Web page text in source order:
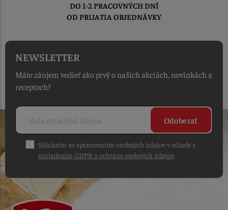
DO 1-2 PRACOVNÝCH DNÍ
OD PRIJATIA OBJEDNÁVKY
NEWSLETTER
Máte záujem vedieť ako prvý o našich akciách, novinkách a
receptoch?
Odoberať
Súhlasím so spracovaním osobných údajov v súlade s
nariadením GDPR o ochrane osobných údajov.